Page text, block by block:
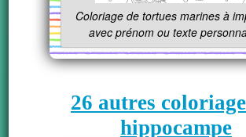
Coloriage de tortues marines à
avec prénom ou texte
26 autres
hippocampe